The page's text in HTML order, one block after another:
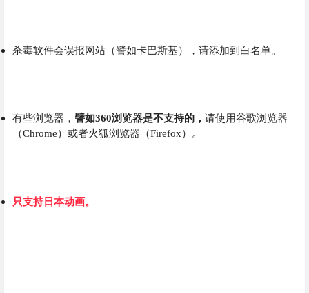
杀毒软件会误报网站（譬如卡巴斯基），请添加到白名单。
有些浏览器， 譬如360浏览器是不支持的， 请使用谷歌浏览器
（Chrome）或者火狐浏览器（Firefox）。
只支持日本动画。